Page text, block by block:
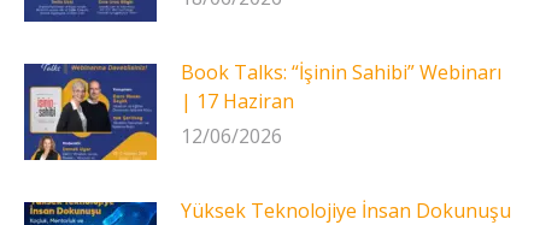
Book Talks: “İşinin Sahibi” Webinarı
| 17 Haziran
12/06/2026
Yüksek Teknolojiye İnsan Dokunuşu